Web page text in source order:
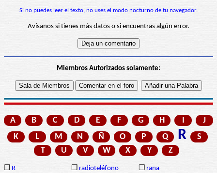
Si no puedes leer el texto, no uses el modo nocturno de tu navegador.
Avísanos si tienes más datos o si encuentras algún error.
Miembros Autorizados solamente:
A B C D E F G H I
J
K
L M N Ñ O P Q R
S
T
U V W X Y Z
❒ R ❒ radioteléfono ❒ rana